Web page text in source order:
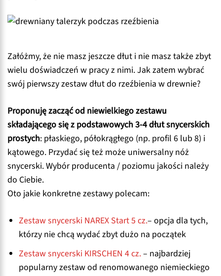
Załóżmy, że nie masz jeszcze dłut i nie masz także zbyt
wielu doświadczeń w pracy z nimi. Jak zatem wybrać
swój pierwszy zestaw dłut do rzeźbienia w drewnie?
Proponuję zacząć od niewielkiego zestawu
składającego się z podstawowych 3-4 dłut snycerskich
prostych: płaskiego, półokrągłego (np. profil 6 lub 8) i
kątowego. Przydać się też może uniwersalny nóż
snycerski. Wybór producenta / poziomu jakości należy
do Ciebie.
Oto jakie konkretne zestawy polecam:
Zestaw snycerski NAREX Start 5 cz.– opcja dla tych,
którzy nie chcą wydać zbyt dużo na początek
Zestaw snycerski KIRSCHEN 4 cz.– najbardziej
popularny zestaw od renomowanego niemieckiego